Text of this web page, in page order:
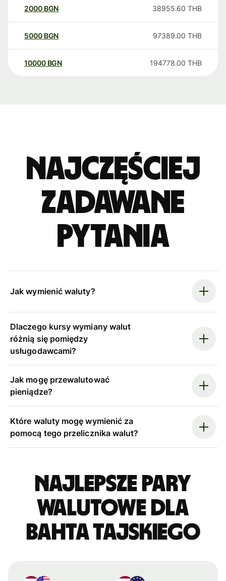
2000 BGN 38955.60 THB
5000 BGN 97389.00 THB
10000 BGN 194778.00 THB
Najczęściej
zadawane
pytania
Jak wymienić waluty?
Dlaczego kursy wymiany walut
różnią się pomiędzy
usługodawcami?
Jak mogę przewalutować
pieniądze?
Które waluty mogę wymienić za
pomocą tego przelicznika walut?
Najlepsze pary
walutowe dla
bahta tajskiego